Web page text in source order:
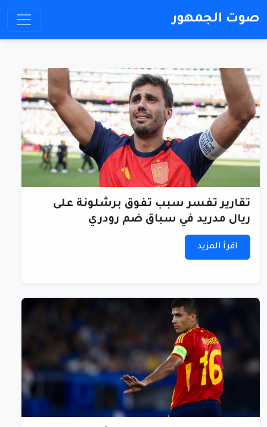
صوت الجمهور
تقارير تفسر سبب تفوق برشلونة على
ريال مدريد في سباق ضم رودري
اقرأ المزيد